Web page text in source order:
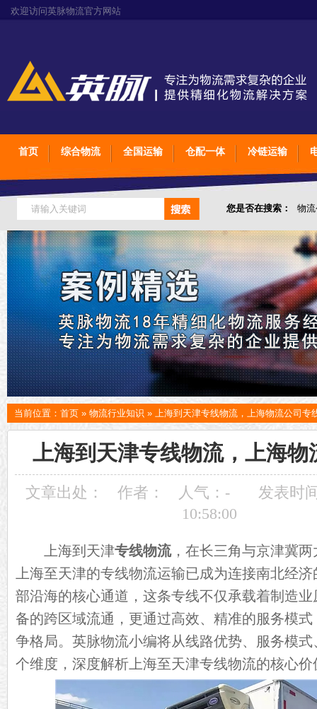
欢迎访问英脉物流官方网站
首页 综合物流 全国运输 仓配一体 冷链运输
您是否在搜索： 物
仓储综合专业定制物
当前位置： 首页 » 物流行业知识 » 上海到天津专线物流，上海物流公司专
上海到天津专线物流，上海物
文章出处： 作者： 人气： -
发表时
10:58:00
上海到天津专线物流，在长三角与京津冀
上海至天津的专线物流运输已成为连接南北经
部沿海的核心通道，这条专线不仅承载着制造
备的跨区域流通，更通过高效、精准的服务模
争格局。英脉物流小编将从线路优势、服务模
个维度，深度解析上海至天津专线物流的核心